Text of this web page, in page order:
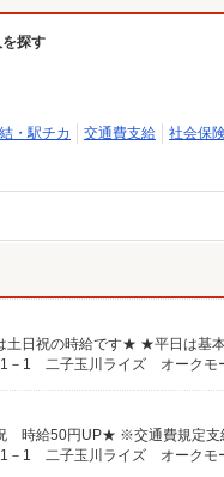
探す
・駅チカ 交通費支給
社会保
－1 二子玉川ライズ オークモ
祝 時給50円UP★ ※交通費規定支
－1 二子玉川ライズ オークモ